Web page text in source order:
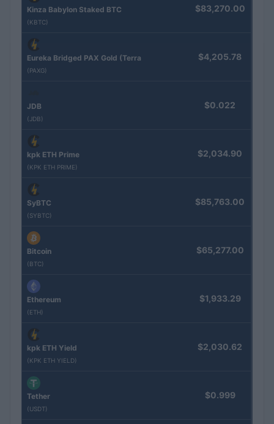
Kinza Babylon Staked BTC
(KBTC)
$83,270.00
Eureka Bridged PAX Gold (Terra
(PAXG)
$4,205.78
JDB
(JDB)
$0.022
kpk ETH Prime
(KPK ETH PRIME)
$2,034.90
SyBTC
(SYBTC)
$85,763.00
Bitcoin
(BTC)
$65,277.00
Ethereum
(ETH)
$1,933.29
kpk ETH Yield
(KPK ETH YIELD)
$2,030.62
Tether
(USDT)
$0.999